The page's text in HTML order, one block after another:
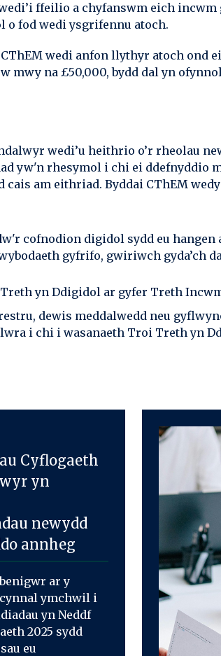
ffeilio a chyfanswm eich
o fod wedi ysgrifennu atoch.
wedi anfon llythyr atoch ond
mwy na £50,000, bydd dal yn
wedi’u heithrio o’r rheolau
yw'n rhesymol i chi ei ddefnyddio
cais am eithriad. Byddai CThEM
cofnodion digidol sydd eu hangen
gyfrifo, gwiriwch gyda’ch
yn Ddigidol ar gyfer Treth
dewis meddalwedd neu
i chi i wasanaeth Troi Treth yn
Cyflogaeth
yn
newydd
annheg
ar y
ymchwil i
yn Neddf
2025 sydd
eu